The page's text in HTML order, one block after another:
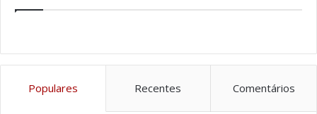
Populares Recentes Comentários